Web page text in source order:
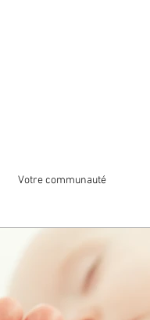
Votre communauté